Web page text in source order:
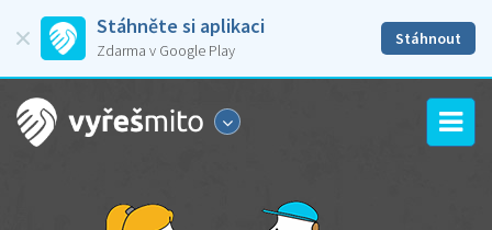
Stáhněte si aplikaci
Zdarma v Google Play
Stáhnout